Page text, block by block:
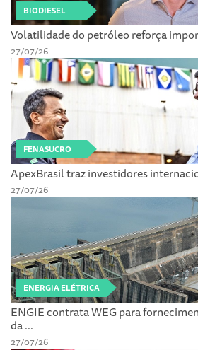
BIODIESEL
Volatilidade do petróleo reforça
27/07/26
FENASUCRO
ApexBrasil traz investidores
27/07/26
ENERGIA ELÉTRICA
ENGIE contrata WEG para
da ...
27/07/26